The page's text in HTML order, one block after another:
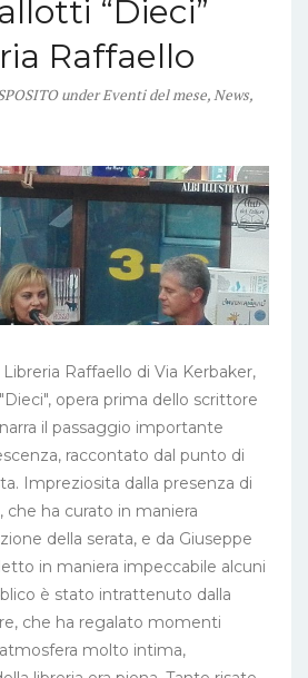
“Dieci”
Raffaello
underEventi del mese,News,
Raffaello di Via Kerbaker,
opera prima dello scrittore
il passaggio importante
raccontato dal punto di
Impreziosita dalla presenza di
che ha curato in maniera
della serata, e da Giuseppe
in maniera impeccabile alcuni
è stato intrattenuto dalla
che ha regalato momenti
molto intima,